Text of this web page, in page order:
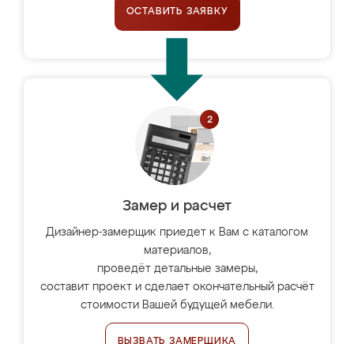
ОСТАВИТЬ ЗАЯВКУ
Замер и расчет
Дизайнер-замерщик приедет к Вам с каталогом
материалов,
проведёт детальные замеры,
составит проект и сделает окончательный расчёт
стоимости Вашей будущей мебели.
ВЫЗВАТЬ ЗАМЕРЩИКА